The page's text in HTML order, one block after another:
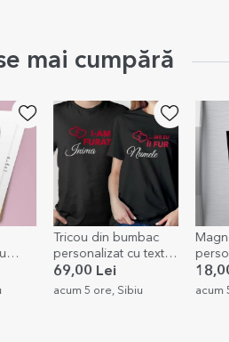
mai cumpără
bumbac
cu text -
Sibiu
Magnet 10x15 cm
personalizat cu text și
4 poze - Happy
birthday
18,00 Lei
acum 5 ore, Bucuresti